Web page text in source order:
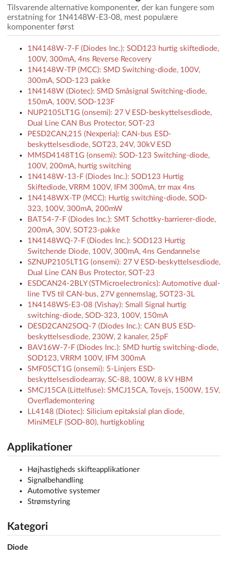
Tilsvarende alternative komponenter, der kan fungere som
erstatning for 1N4148W-E3-08, mest populære
komponenter først
1N4148W-7-F (Diodes Inc.): SOD123 hurtig skiftediode,
100V, 300mA, 4ns Reverse Recovery
1N4148W-TP (MCC): SMD Switching-diode, 100V,
300mA, SOD-123 pakke
1N4148W (Diotec): SMD Småsignal Switching-diode,
150mA, 100V, SOD-123F
NUP2105LT1G (onsemi): 27 V ESD-beskyttelsesdiode,
Dual Line CAN Bus Protector, SOT-23
PESD2CAN,215 (Nexperia): CAN-bus ESD-
beskyttelsesdiode, SOT23, 24V, 30kV ESD
MMSD4148T1G (onsemi): SOD-123 Switching-diode,
100V, 200mA, hurtig switching
1N4148W-13-F (Diodes Inc.): SOD123 Hurtig
Skiftediode, VRRM 100V, IFM 300mA, trr max 4ns
1N4148WX-TP (MCC): Hurtig switching-diode, SOD-
323, 100V, 300mA, 200mW
BAT54-7-F (Diodes Inc.): SMT Schottky-barrierer-diode,
200mA, 30V, SOT23-pakke
1N4148WQ-7-F (Diodes Inc.): SOD123 Hurtig
Switchende Diode, 100V, 300mA, 4ns Gendannelse
SZNUP2105LT1G (onsemi): 27 V ESD-beskyttelsesdiode,
Dual Line CAN Bus Protector, SOT-23
ESDCAN24-2BLY (STMicroelectronics): Automotive dual-
line TVS til CAN-bus, 27V gennemslag, SOT23-3L
1N4148WS-E3-08 (Vishay): Small Signal hurtig
switching-diode, SOD-323, 100V, 150mA
DESD2CAN2SOQ-7 (Diodes Inc.): CAN BUS ESD-
beskyttelsesdiode, 230W, 2 kanaler, 25pF
BAV16W-7-F (Diodes Inc.): SMD hurtig switching-diode,
SOD123, VRRM 100V, IFM 300mA
SMF05CT1G (onsemi): 5-Linjers ESD-
beskyttelsesdiodearray, SC-88, 100W, 8 kV HBM
SMCJ15CA (Littelfuse): SMCJ15CA, Tovejs, 1500W, 15V,
Overflademontering
LL4148 (Diotec): Silicium epitaksial plan diode,
MiniMELF (SOD-80), hurtigkobling
Applikationer
Højhastigheds skifteapplikationer
Signalbehandling
Automotive systemer
Strømstyring
Kategori
Diode